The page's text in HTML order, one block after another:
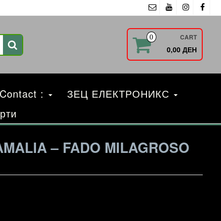
0 CART
0,00 ДЕН
:
ЗЕЦ ЕЛЕКТРОНИКС
– FADO MILAGROSO